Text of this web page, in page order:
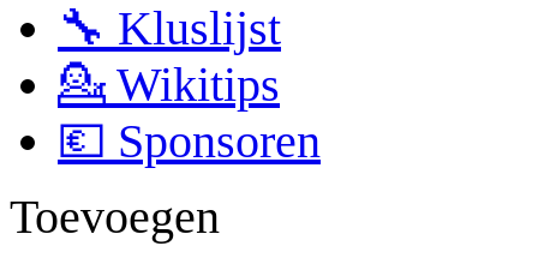
🔧 Kluslijst
💁 Wikitips
💶 Sponsoren
Toevoegen